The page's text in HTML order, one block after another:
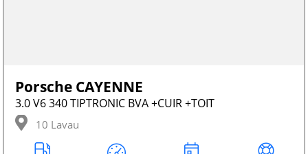
Porsche CAYENNE
3.0 V6 340 TIPTRONIC BVA +CUIR +TOIT
10 Lavau